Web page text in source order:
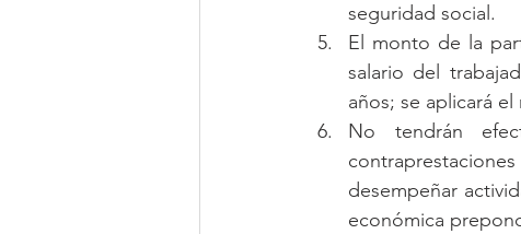
seguridad social.
El monto de la
salario del
años; se aplicará
No tendrán
desempeñar
económica